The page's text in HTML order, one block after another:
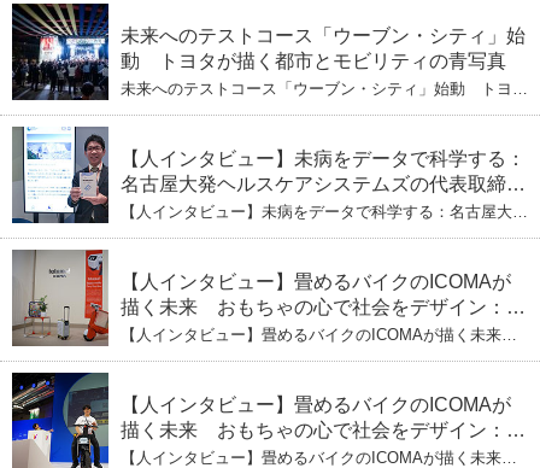
挑むヘルスケア標準化と海外戦略
未来へのテストコース「ウーブン・シティ」始
動 トヨタが描く都市とモビリティの青写真
未来へのテストコース「ウーブン・シティ」始動 トヨタ
【人インタビュー】未病をデータで科学する：
名古屋大発ヘルスケアシステムズの代表取締役
社長・瀧本陽介 郵送検査で挑む健康の未来
【人インタビュー】未病をデータで科学する：名古屋大発
【人インタビュー】畳めるバイクのICOMAが
描く未来 おもちゃの心で社会をデザイン：株
式会社ICOMAの代表取締役・生駒崇光
（下）おもちゃで社会を変える、「トイボック
【人インタビュー】畳めるバイクのICOMAが描く未来
イボックス」というデザインメソッド
【人インタビュー】畳めるバイクのICOMAが
描く未来 おもちゃの心で社会をデザイン：株
式会社ICOMAの代表取締役・生駒崇光
【人インタビュー】畳めるバイクのICOMAが描く未来